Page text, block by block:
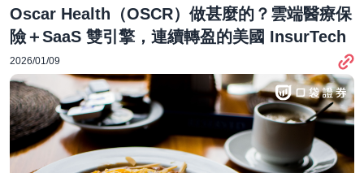
Oscar Health（OSCR）做甚麼的？雲端醫療保
險＋SaaS 雙引擎，連續轉盈的美國 InsurTech
2026/01/09